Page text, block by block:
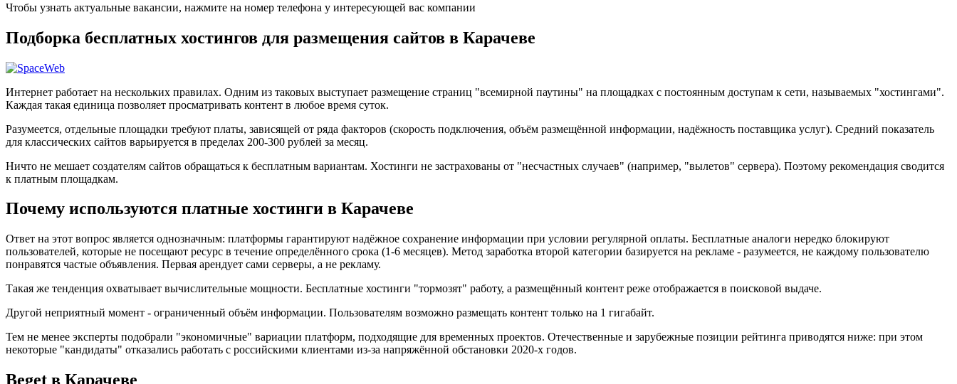
Чтобы узнать актуальные вакансии, нажмите на номер телефона у интересующей вас компании
Подборка бесплатных хостингов для размещения сайтов в Карачеве
Интернет работает на нескольких правилах. Одним из таковых выступает размещение страниц "всемирной паутины" на площадках с постоянным доступам к сети, называемых "хостингами".
Каждая такая единица позволяет просматривать контент в любое время суток.
Разумеется, отдельные площадки требуют платы, зависящей от ряда факторов (скорость подключения, объём размещённой информации, надёжность поставщика услуг). Средний показатель
для классических сайтов варьируется в пределах 200-300 рублей за месяц.
Ничто не мешает создателям сайтов обращаться к бесплатным вариантам. Хостинги не застрахованы от "несчастных случаев" (например, "вылетов" сервера). Поэтому рекомендация сводится
к платным площадкам.
Почему используются платные хостинги в Карачеве
Ответ на этот вопрос является однозначным: платформы гарантируют надёжное сохранение информации при условии регулярной оплаты. Бесплатные аналоги нередко блокируют
пользователей, которые не посещают ресурс в течение определённого срока (1-6 месяцев). Метод заработка второй категории базируется на рекламе - разумеется, не каждому пользователю
понравятся частые объявления. Первая арендует сами серверы, а не рекламу.
Такая же тенденция охватывает вычислительные мощности. Бесплатные хостинги "тормозят" работу, а размещённый контент реже отображается в поисковой выдаче.
Другой неприятный момент - ограниченный объём информации. Пользователям возможно размещать контент только на 1 гигабайт.
Тем не менее эксперты подобрали "экономичные" вариации платформ, подходящие для временных проектов. Отечественные и зарубежные позиции рейтинга приводятся ниже: при этом
некоторые "кандидаты" отказались работать с российскими клиентами из-за напряжённой обстановки 2020-х годов.
Beget в Карачеве